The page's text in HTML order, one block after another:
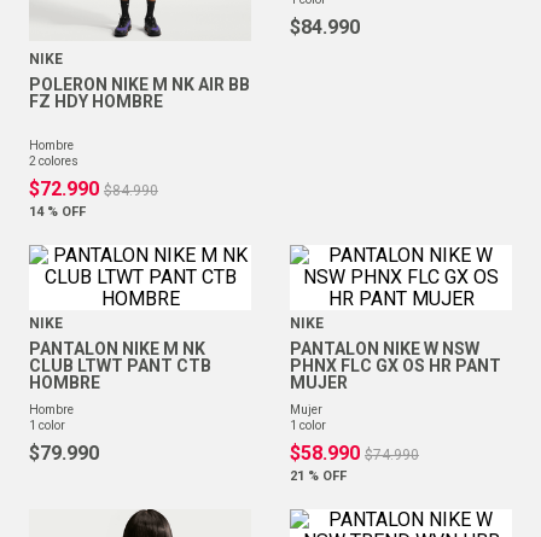
NIKE
POLERON NIKE M NK AIR BB
FZ HDY HOMBRE
hombre
2 colores
$72.990 $84.990
14 % OFF
$84.990
NIKE
PANTALON NIKE M NK
CLUB LTWT PANT CTB
HOMBRE
hombre
1 color
$79.990
NIKE
PANTALON NIKE W NSW
PHNX FLC GX OS HR PANT
MUJER
mujer
1 color
$58.990 $74.990
21 % OFF